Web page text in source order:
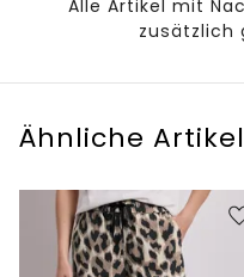
Alle Artikel mit
zusätzlich
Ähnliche Artikel